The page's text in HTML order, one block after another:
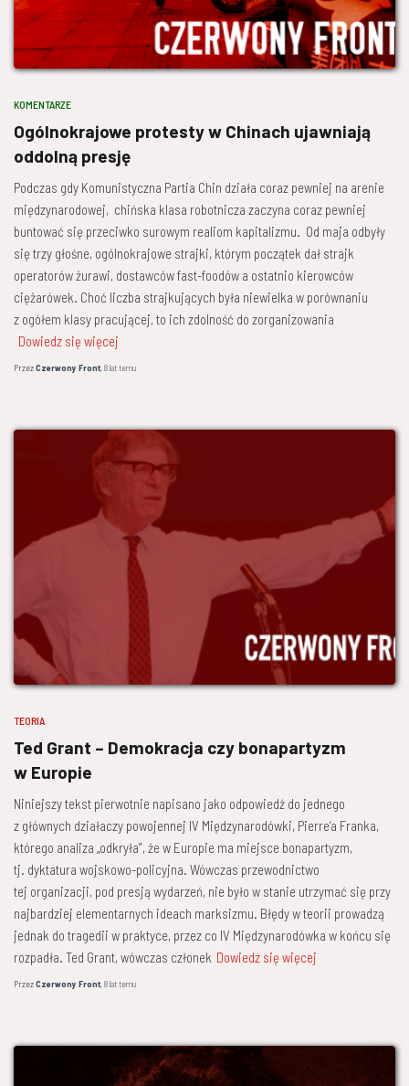
KOMENTARZE
Ogólnokrajowe protesty w Chinach ujawniają
oddolną presję
Podczas gdy Komunistyczna Partia Chin działa coraz pewniej na arenie
międzynarodowej, chińska klasa robotnicza zaczyna coraz pewniej
buntować się przeciwko surowym realiom kapitalizmu. Od maja odbyły
się trzy głośne, ogólnokrajowe strajki, którym początek dał strajk
operatorów żurawi, dostawców fast-foodów a ostatnio kierowców
ciężarówek. Choć liczba strajkujących była niewielka w porównaniu
z ogółem klasy pracującej, to ich zdolność do zorganizowania
Dowiedz się więcej
PrzezCzerwony Front,8 lattemu
TEORIA
Ted Grant – Demokracja czy bonapartyzm
w Europie
Niniejszy tekst pierwotnie napisano jako odpowiedź do jednego
z głównych działaczy powojennej IV Międzynarodówki, Pierre’a Franka,
którego analiza „odkryła”, że w Europie ma miejsce bonapartyzm,
tj. dyktatura wojskowo-policyjna. Wówczas przewodnictwo
tej organizacji, pod presją wydarzeń, nie było w stanie utrzymać się przy
najbardziej elementarnych ideach marksizmu. Błędy w teorii prowadzą
jednak do tragedii w praktyce, przez co IV Międzynarodówka w końcu się
rozpadła. Ted Grant, wówczas członek Dowiedz się więcej
PrzezCzerwony Front,8 lattemu